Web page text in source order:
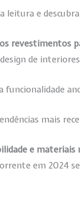
leitura e
revestimentos
de
funcionalidade
mais
e materiais
em 2024